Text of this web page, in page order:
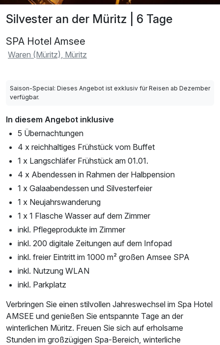
Silvester an der Müritz | 6 Tage
SPA Hotel Amsee
Waren (Müritz), Müritz
Saison-Special: Dieses Angebot ist exklusiv für Reisen ab Dezember
verfügbar.
In diesem Angebot inklusive
5 Übernachtungen
4 x reichhaltiges Frühstück vom Buffet
1 x Langschläfer Frühstück am 01.01.
4 x Abendessen in Rahmen der Halbpension
1 x Galaabendessen und Silvesterfeier
1 x Neujahrswanderung
1 x 1 Flasche Wasser auf dem Zimmer
inkl. Pflegeprodukte im Zimmer
inkl. 200 digitale Zeitungen auf dem Infopad
inkl. freier Eintritt im 1000 m² großen Amsee SPA
inkl. Nutzung WLAN
inkl. Parkplatz
Verbringen Sie einen stilvollen Jahreswechsel im Spa Hotel
AMSEE und genießen Sie entspannte Tage an der
winterlichen Müritz. Freuen Sie sich auf erholsame
Stunden im großzügigen Spa-Bereich, winterliche